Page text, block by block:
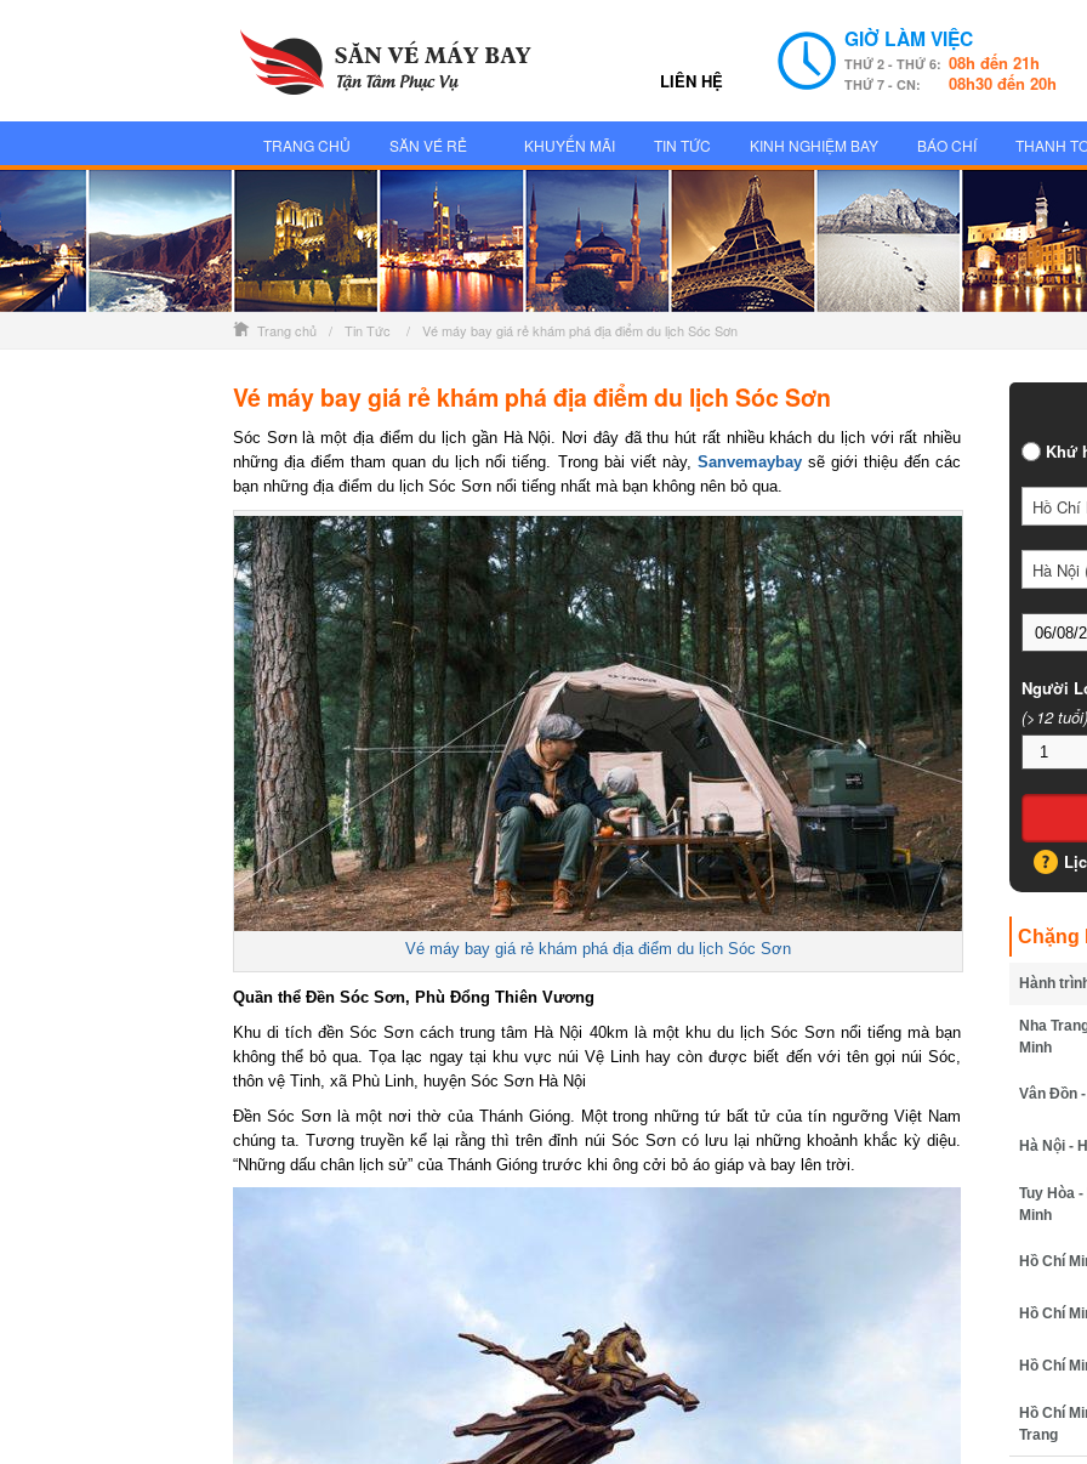
LIÊN HỆ
GIỜ LÀM VIỆC
THỨ 2 - THỨ 6:08h đến 21h
THỨ 7 - CN: 08h30 đến 20h
TRANG CHỦ SĂN VÉ RẺ KHUYẾN MÃI TIN TỨC KINH NGHIỆM BAY BÁO CHÍ THANH
Trang chủ / Tin Tức / Vé máy bay giá rẻ khám phá địa điểm du lịch Sóc Sơn
Vé máy bay giá rẻ khám phá địa điểm du lịch Sóc Sơn
Sóc Sơn là một địa điểm du lịch gần Hà Nội. Nơi đây đã thu hút rất nhiều khách du lịch với rất nhiều
những địa điểm tham quan du lịch nổi tiếng. Trong bài viết này,Sanvemaybaysẽ giới thiệu đến các
bạn những địa điểm du lịch Sóc Sơn nổi tiếng nhất mà bạn không nên bỏ qua.
Vé máy bay giá rẻ khám phá địa điểm du lịch Sóc Sơn
Quần thể Đền Sóc Sơn, Phù Đổng Thiên Vương
Khu di tích đền Sóc Sơn cách trung tâm Hà Nội 40km là một khu du lịch Sóc Sơn nổi tiếng mà bạn
không thể bỏ qua. Tọa lạc ngay tại khu vực núi Vệ Linh hay còn được biết đến với tên gọi núi Sóc,
thôn vệ Tinh, xã Phù Linh, huyện Sóc Sơn Hà Nội
Đền Sóc Sơn là một nơi thờ của Thánh Gióng. Một trong những tứ bất tử của tín ngưỡng Việt Nam
chúng ta. Tương truyền kể lại rằng thì trên đỉnh núi Sóc Sơn có lưu lại những khoảnh khắc kỳ diệu.
“Những dấu chân lịch sử” của Thánh Gióng trước khi ông cởi bỏ áo giáp và bay lên trời.
Khứ
Hồ Chí
Hà Nội
Người
(>12 tuổi)
Chặng
Hành trình*
Nha
Minh
Vân Đồn -
Hà Nội -
Tuy Hòa -
Minh
Hồ Chí
Hồ Chí
Hồ Chí
Hồ Chí
Trang